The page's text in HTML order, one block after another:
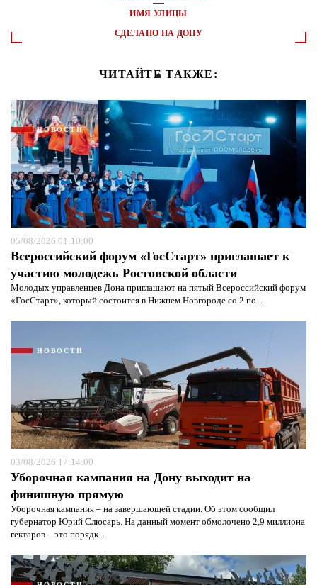
ИМЯ УЛИЦЫ
СДЕЛАНО НА ДОНУ
ЧИТАЙТЕ ТАКЖЕ:
НОВОСТИ
05/08/2026 01:10:00
Всероссийский форум «ГосСтарт» приглашает к
участию молодежь Ростовской области
Молодых управленцев Дона приглашают на пятый Всероссийский форум
«ГосСтарт», который состоится в Нижнем Новгороде со 2 по...
НОВОСТИ
03/08/2026 17:14:00
Уборочная кампания на Дону выходит на
финишную прямую
Уборочная кампания – на завершающей стадии. Об этом сообщил
губернатор Юрий Слюсарь. На данный момент обмолочено 2,9 миллиона
гектаров – это порядк...